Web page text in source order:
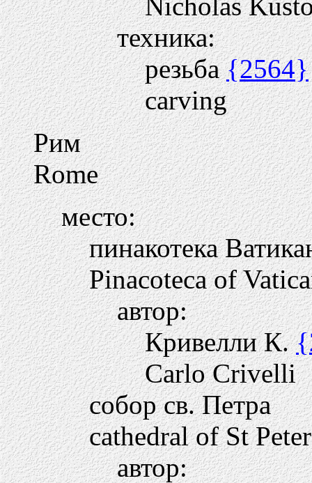
техника:
резьба{2564}
carving
Рим
Rome
место:
пинакотека
Pinacoteca of
автор:
Кривелли К.
Carlo Crivelli
собор св. Петра
cathedral of St Peter
автор: